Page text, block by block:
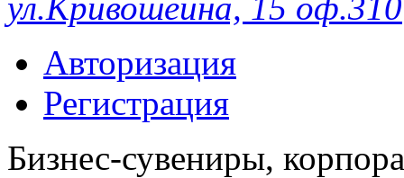
Авторизация
Регистрация
Бизнес-сувениры,